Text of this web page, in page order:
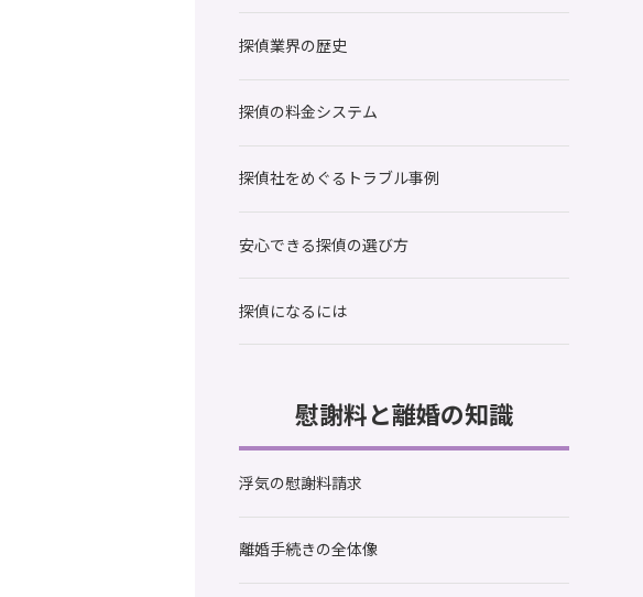
探偵業界の歴史
探偵の料金システム
探偵社をめぐるトラブル事例
安心できる探偵の選び方
探偵になるには
慰謝料と離婚の知識
浮気の慰謝料請求
離婚手続きの全体像